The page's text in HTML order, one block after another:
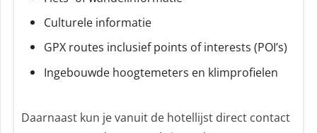
Culturele informatie
GPX routes inclusief points of interests (POI’s)
Ingebouwde hoogtemeters en klimprofielen
Daarnaast kun je vanuit de hotellijst direct contact